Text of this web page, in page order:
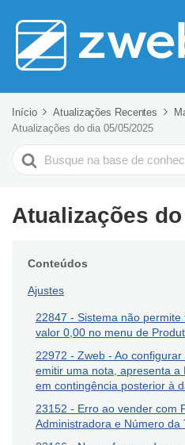
Início Atualizações Recentes
Atualizações do dia 05/05/2025
Pesquisar
Atualizações
Conteúdos
Ajustes
22847 - Sistema não
valor 0,00 no menu de
22972 - Zweb - Ao
emitir uma nota, apresenta a
em contingência posterior à
23152 - Erro ao vender com
Administradora e Número da